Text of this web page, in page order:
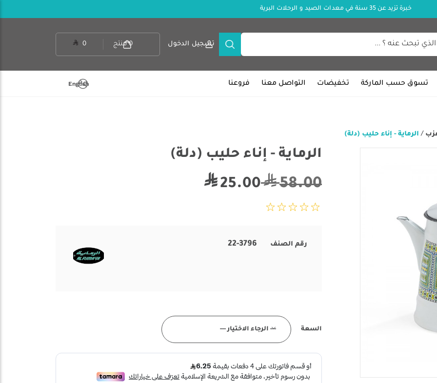
خبرة تزيد عن 35 سنة في معدات الصيد و الرحلات البرية
تسجيل الدخول 0 منتج 0
تسوق حسب الماركة تخفيضات التواصل معنا فروعنا English
/ الرماية - إناء حليب (دلة)
الرماية - إناء حليب (دلة)
58.00
25.00
رقم الصنف 22-3796
السعة --- الرجاء الاختيار ---